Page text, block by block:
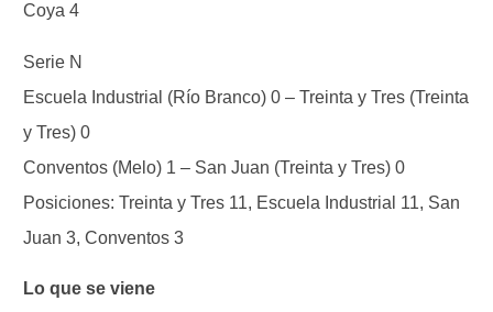
Coya 4
Serie N
Escuela Industrial (Río Branco) 0 – Treinta y Tres (Treinta
y Tres) 0
Conventos (Melo) 1 – San Juan (Treinta y Tres) 0
Posiciones: Treinta y Tres 11, Escuela Industrial 11, San
Juan 3, Conventos 3
Lo que se viene